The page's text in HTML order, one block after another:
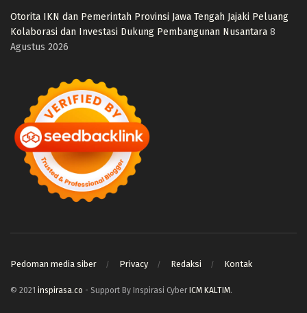
Otorita IKN dan Pemerintah Provinsi Jawa Tengah Jajaki Peluang
Kolaborasi dan Investasi Dukung Pembangunan Nusantara 8
Agustus 2026
Pedoman media siber Privacy Redaksi Kontak
© 2021 inspirasa.co - Support By Inspirasi Cyber ICM KALTIM.